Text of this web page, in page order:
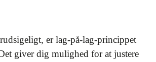
er lag-på-lag-princippet
giver dig mulighed for at justere